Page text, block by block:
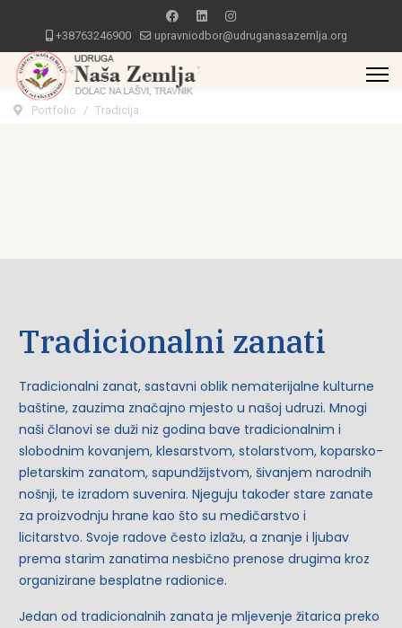
+38763246900 upravniodbor@udruganasazemlja.org
Portfolio Tradicija
Tradicionalni zanati
Tradicionalni zanat, sastavni oblik nematerijalne kulturne
baštine, zauzima značajno mjesto u našoj udruzi. Mnogi
naši članovi se duži niz godina bave tradicionalnim i
slobodnim kovanjem, klesarstvom, stolarstvom, koparsko-
pletarskim zanatom, sapundžijstvom, šivanjem narodnih
nošnji, te izradom suvenira. Njeguju također stare zanate
za proizvodnju hrane kao što su medičarstvo i
licitarstvo. Svoje radove često izlažu, a znanje i ljubav
prema starim zanatima nesbično prenose drugima kroz
organizirane besplatne radionice.
Jedan od tradicionalnih zanata je mljevenje žitarica preko